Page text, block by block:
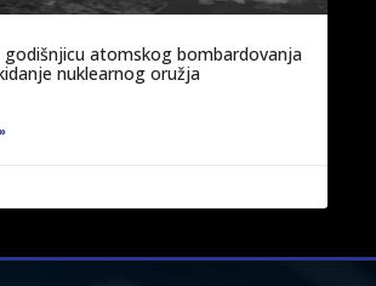
godišnjicu atomskog bombardovanja
nuklearnog oružja